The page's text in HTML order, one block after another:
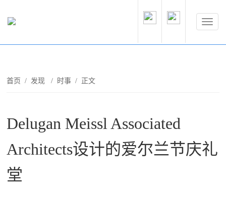
首页 /发现 / 时事 / 正文
Delugan Meissl Associated
Architects设计的爱尔兰节庆礼
堂